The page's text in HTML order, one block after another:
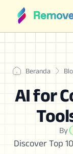
Beranda
AI for
By
Discover Top